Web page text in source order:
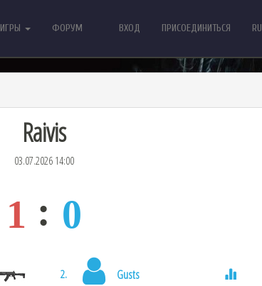
ИГРЫ ФОРУМ ВХОД ПРИСОЕДИНИТЬСЯ RU
ИГРЫ ФОРУМ ВХОД ПРИСОЕДИНИТЬСЯ RU
Raivis
03.07.2026 14:00
1 0
2. Gusts